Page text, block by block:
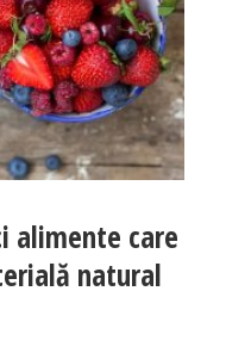
alimente care
natural